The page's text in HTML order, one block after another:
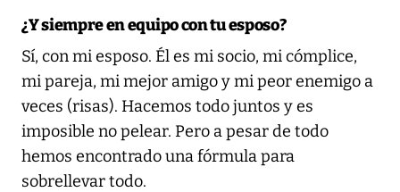
¿Y siempre en equipo con tu esposo?
Sí, con mi esposo. Él es mi socio, mi cómplice,
mi pareja, mi mejor amigo y mi peor enemigo a
veces (risas). Hacemos todo juntos y es
imposible no pelear. Pero a pesar de todo
hemos encontrado una fórmula para
sobrellevar todo.